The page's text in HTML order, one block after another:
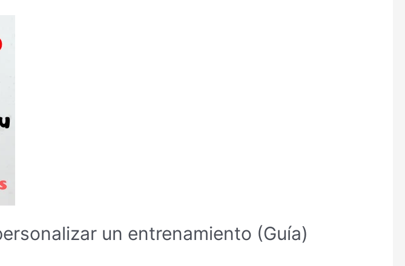
un entrenamiento (Guía)